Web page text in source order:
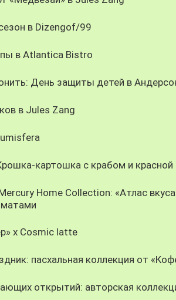
в Dizengof/99
в Atlantica Bistro
День защиты детей в
в Jules Zang
картошка с крабом и красной
Home Collection: «Атлас
х Cosmic latte
пасхальная коллекция от
открытий: авторская